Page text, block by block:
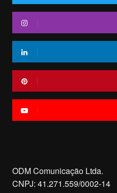
ODM Comunicação Ltda.
CNPJ: 41.271.559/0002-14